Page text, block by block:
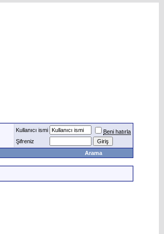
Kullanıcı ismi
Beni hatırla
Şifreniz
Arama